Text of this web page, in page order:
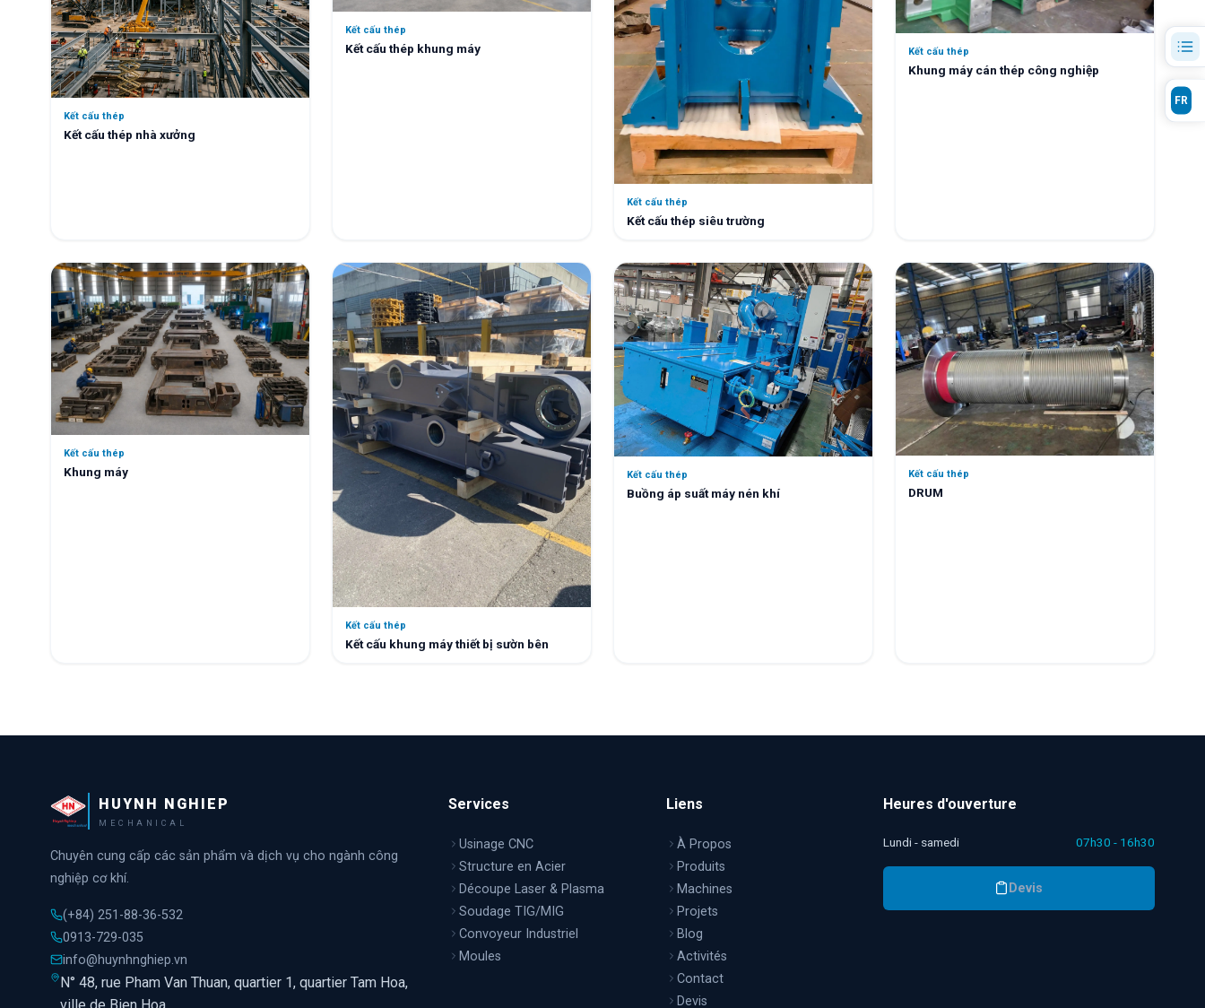
Kết cấu thép
Kết cấu thép nhà xưởng
Kết cấu thép
Kết cấu thép khung máy
Kết cấu thép
Kết cấu thép siêu trường
Kết cấu thép
Khung máy cán thép công nghiệp
Kết cấu thép
Khung máy
Kết cấu thép
Kết cấu khung máy thiết bị sườn bên
Kết cấu thép
Buồng áp suất máy nén khí
Kết cấu thép
DRUM
HUYNH NGHIEP
MECHANICAL
Chuyên cung cấp các sản phẩm và dịch vụ cho ngành công
nghiệp cơ khí.
(+84) 251-88-36-532
0913-729-035
info@huynhnghiep.vn
N° 48, rue Pham Van Thuan, quartier 1, quartier Tam Hoa,
ville de Bien Hoa
Services
Usinage CNC
Structure en Acier
Découpe Laser & Plasma
Soudage TIG/MIG
Convoyeur Industriel
Moules
Liens
À Propos
Produits
Machines
Projets
Blog
Activités
Contact
Devis
Heures d'ouverture
Lundi - samedi 07h30 - 16h30
Devis
FR